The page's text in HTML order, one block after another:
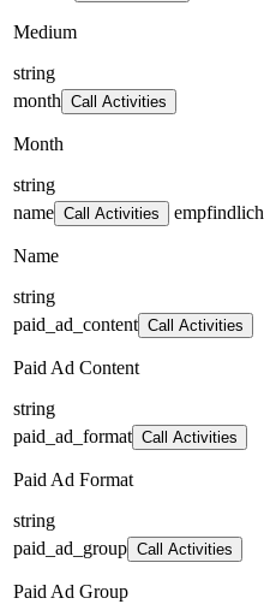
Medium
string
month Call Activities
Month
string
name Call Activities empfindlich
Name
string
paid_ad_content Call Activities
Paid Ad Content
string
paid_ad_format Call Activities
Paid Ad Format
string
paid_ad_group Call Activities
Paid Ad Group